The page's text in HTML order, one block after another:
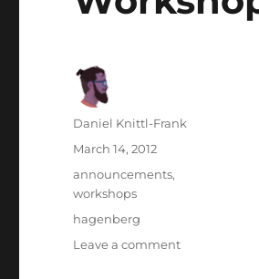
Author
Daniel Knittl-Frank
Posted
March 14, 2012
Categories
announcements,
workshops
Tags
hagenberg
Leave a commenton